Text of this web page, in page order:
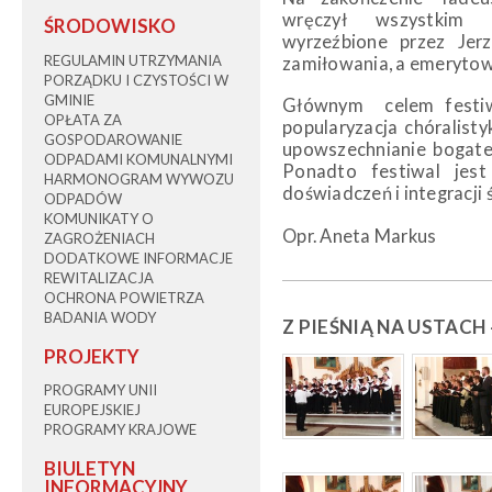
ŚRODOWISKO
REGULAMIN UTRZYMANIA
PORZĄDKU I CZYSTOŚCI W
GMINIE
OPŁATA ZA
GOSPODAROWANIE
ODPADAMI KOMUNALNYMI
HARMONOGRAM WYWOZU
ODPADÓW
KOMUNIKATY O
ZAGROŻENIACH
DODATKOWE INFORMACJE
REWITALIZACJA
OCHRONA POWIETRZA
BADANIA WODY
PROJEKTY
PROGRAMY UNII
EUROPEJSKIEJ
PROGRAMY KRAJOWE
BIULETYN
wręczył wszystkim
wyrzeźbione przez
zamiłowania, a
Głównym celem
popularyzacja
upowszechnianie
Ponadto festiwal jest
doświadczeń i integracji
Opr. Aneta Markus
Z PIEŚNIĄ NA USTACH